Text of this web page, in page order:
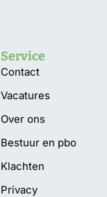
Service
Contact
Vacatures
Over ons
Bestuur en pbo
Klachten
Privacy